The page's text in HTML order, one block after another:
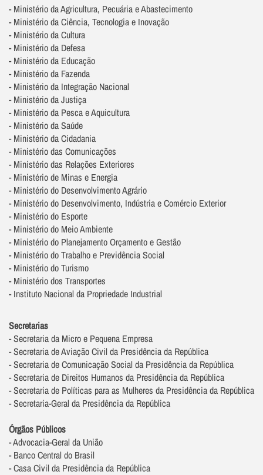
- Ministério da Agricultura, Pecuária e Abastecimento
- Ministério da Ciência, Tecnologia e Inovação
- Ministério da Cultura
- Ministério da Defesa
- Ministério da Educação
- Ministério da Fazenda
- Ministério da Integração Nacional
- Ministério da Justiça
- Ministério da Pesca e Aquicultura
- Ministério da Saúde
- Ministério da Cidadania
- Ministério das Comunicações
- Ministério das Relações Exteriores
- Ministério de Minas e Energia
- Ministério do Desenvolvimento Agrário
- Ministério do Desenvolvimento, Indústria e Comércio Exterior
- Ministério do Esporte
- Ministério do Meio Ambiente
- Ministério do Planejamento Orçamento e Gestão
- Ministério do Trabalho e Previdência Social
- Ministério do Turismo
- Ministério dos Transportes
- Instituto Nacional da Propriedade Industrial
Secretarias
- Secretaria da Micro e Pequena Empresa
- Secretaria de Aviação Civil da Presidência da República
- Secretaria de Comunicação Social da Presidência da República
- Secretaria de Direitos Humanos da Presidência da República
- Secretaria de Políticas para as Mulheres da Presidência da República
- Secretaria-Geral da Presidência da República
Órgãos Públicos
- Advocacia-Geral da União
- Banco Central do Brasil
- Casa Civil da Presidência da República